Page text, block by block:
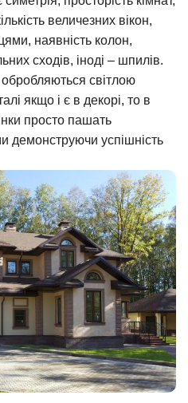
величезних вікон,
наявність колон,
сходів, іноді – шпилів.
світлою
якщо і є в декорі, то в
просто пашать
демонструючи успішність